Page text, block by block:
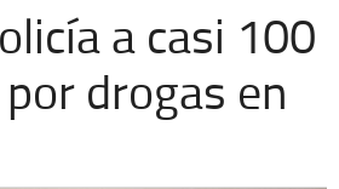
a casi 100
drogas en